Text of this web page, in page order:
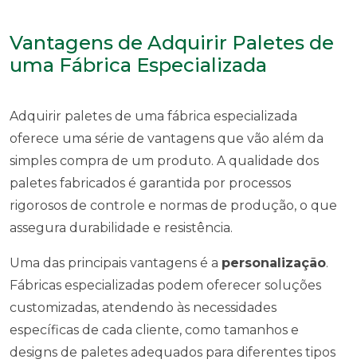
Vantagens de Adquirir Paletes de
uma Fábrica Especializada
Adquirir paletes de uma fábrica especializada
oferece uma série de vantagens que vão além da
simples compra de um produto. A qualidade dos
paletes fabricados é garantida por processos
rigorosos de controle e normas de produção, o que
assegura durabilidade e resistência.
Uma das principais vantagens é a personalização.
Fábricas especializadas podem oferecer soluções
customizadas, atendendo às necessidades
específicas de cada cliente, como tamanhos e
designs de paletes adequados para diferentes tipos